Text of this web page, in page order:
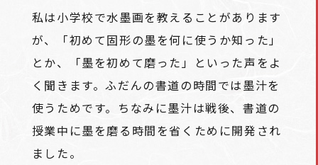
私は小学校で水墨画を教えることがあります
が、「初めて固形の墨を何に使うか知った」
とか、「墨を初めて磨った」といった声をよ
く聞きます。ふだんの書道の時間では墨汁を
使うためです。ちなみに墨汁は戦後、書道の
授業中に墨を磨る時間を省くために開発され
ました。